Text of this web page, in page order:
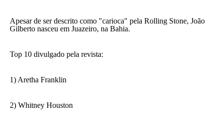
Apesar de ser descrito como "carioca" pela Rolling Stone, João
Gilberto nasceu em Juazeiro, na Bahia.
Top 10 divulgado pela revista:
1) Aretha Franklin
2) Whitney Houston